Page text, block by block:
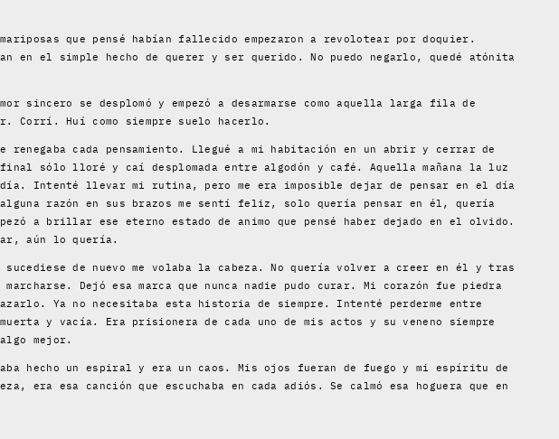
que pensé habían fallecido empezaron a revolotear por doquier.
en el simple hecho de querer y ser querido. No puedo negarlo, quedé atónita
se desplomó y empezó a desarmarse como aquella larga fila de
Corrí. Huí como siempre suelo hacerlo.
renegaba cada pensamiento. Llegué a mi habitación en un abrir y cerrar de
sólo lloré y caí desplomada entre algodón y café. Aquella mañana la luz
Intenté llevar mi rutina, pero me era imposible dejar de pensar en el día
razón en sus brazos me sentí feliz, solo quería pensar en él, quería
a brillar ese eterno estado de animo que pensé haber dejado en el olvido.
aún lo quería.
de nuevo me volaba la cabeza. No quería volver a creer en él y tras
Dejó esa marca que nunca nadie pudo curar. Mi corazón fue piedra
Ya no necesitaba esta historia de siempre. Intenté perderme entre
y vacía. Era prisionera de cada uno de mis actos y su veneno siempre
mejor.
hecho un espiral y era un caos. Mis ojos fueran de fuego y mi espíritu de
era esa canción que escuchaba en cada adiós. Se calmó esa hoguera que en